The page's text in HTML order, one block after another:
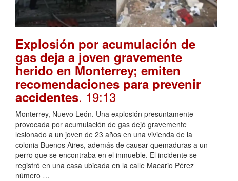
Explosión por acumulación de
gas deja a joven gravemente
herido en Monterrey; emiten
recomendaciones para prevenir
accidentes. 19:13
Monterrey, Nuevo León. Una explosión presuntamente
provocada por acumulación de gas dejó gravemente
lesionado a un joven de 23 años en una vivienda de la
colonia Buenos Aires, además de causar quemaduras a un
perro que se encontraba en el inmueble. El incidente se
registró en una casa ubicada en la calle Macario Pérez
número …